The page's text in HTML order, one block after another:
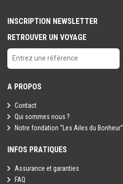
INSCRIPTION NEWSLETTER
RETROUVER UN VOYAGE
A PROPOS
Contact
Qui sommes nous ?
Notre fondation “Les Ailes du Bonheur”
INFOS PRATIQUES
Assurance et garanties
FAQ